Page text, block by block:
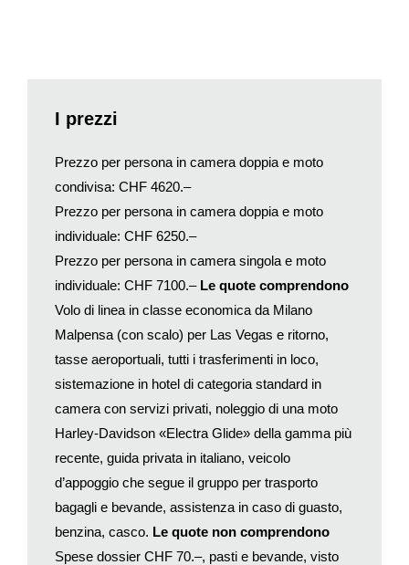
tappa, si tornerà a Las Vegas, ma questa volta lungo percorsi
affascinanti, attraverso lo Zion (330 km, circa). Durante l’intera
vacanza si percorreranno circa 1150 km in sella a una Harley
Mercoledì, 30 maggio 2018
Milano-Las Vegas, il volo.
Giovedì, 31 maggio 2018
Las Vegas: ritiro moto.
Giornata libera.
Venerdì, 1. giugno 2018
Las Vegas-Prescott
Domenica, 3 giugno 2018
Grand Canyon-Kayenta
Lunedì, 4 giugno 2018
Kayenta-Bryce Canyon
Martedì, 5 giugno 2018
Bryce Canyon-Kanab
Mercoledì, 6 giugno 2018
I prezzi
Prezzo per persona in camera doppia e moto
condivisa: CHF 4620.–
Prezzo per persona in camera doppia e moto
individuale: CHF 6250.–
Prezzo per persona in camera singola e moto
individuale: CHF 7100.– Le quote comprendono
Volo di linea in classe economica da Milano
Malpensa (con scalo) per Las Vegas e ritorno,
tasse aeroportuali, tutti i trasferimenti in loco,
sistemazione in hotel di categoria standard in
camera con servizi privati, noleggio di una moto
Harley-Davidson «Electra Glide» della gamma più
recente, guida privata in italiano, veicolo
d’appoggio che segue il gruppo per trasporto
bagagli e bevande, assistenza in caso di guasto,
benzina, casco. Le quote non comprendono
Spese dossier CHF 70.–, pasti e bevande, visto